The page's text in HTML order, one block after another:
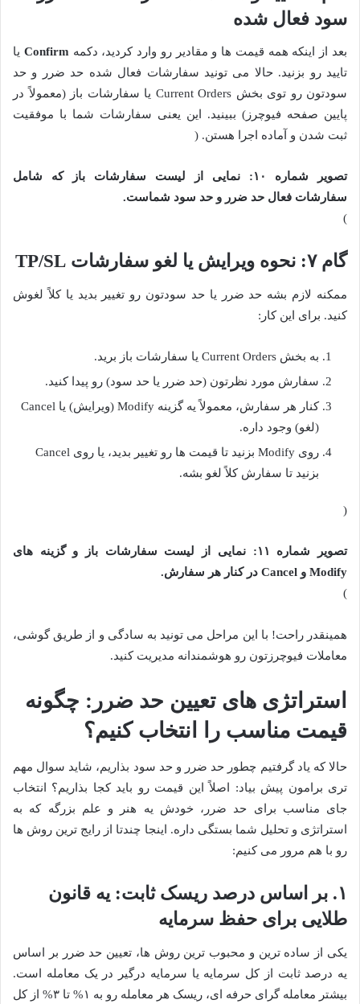
سود فعال شده
بعد از اینکه همه قیمت ها و مقادیر رو وارد کردید، دکمه Confirm یا
تایید رو بزنید. حالا می تونید سفارشات فعال شده حد ضرر و حد
سودتون رو توی بخش Current Orders یا سفارشات باز (معمولاً در
پایین صفحه فیوچرز) ببینید. این یعنی سفارشات شما با موفقیت
ثبت شدن و آماده اجرا هستن. (
تصویر شماره ۱۰: نمایی از لیست سفارشات باز که شامل
سفارشات فعال حد ضرر و حد سود شماست.
)
گام ۷: نحوه ویرایش یا لغو سفارشات TP/SL
ممکنه لازم بشه حد ضرر یا حد سودتون رو تغییر بدید یا کلاً لغوش
کنید. برای این کار:
به بخش Current Orders یا سفارشات باز برید.
سفارش مورد نظرتون (حد ضرر یا حد سود) رو پیدا کنید.
کنار هر سفارش، معمولاً یه گزینه Modify (ویرایش) یا Cancel
(لغو) وجود داره.
روی Modify بزنید تا قیمت ها رو تغییر بدید، یا روی Cancel
بزنید تا سفارش کلاً لغو بشه.
(
تصویر شماره ۱۱: نمایی از لیست سفارشات باز و گزینه های
Modify و Cancel در کنار هر سفارش.
)
همینقدر راحت! با این مراحل می تونید به سادگی و از طریق گوشی،
معاملات فیوچرزتون رو هوشمندانه مدیریت کنید.
استراتژی های تعیین حد ضرر: چگونه
قیمت مناسب را انتخاب کنیم؟
حالا که یاد گرفتیم چطور حد ضرر و حد سود بذاریم، شاید سوال مهم
تری برامون پیش بیاد: اصلاً این قیمت رو باید کجا بذاریم؟ انتخاب
جای مناسب برای حد ضرر، خودش یه هنر و علم بزرگه که به
استراتژی و تحلیل شما بستگی داره. اینجا چندتا از رایج ترین روش ها
رو با هم مرور می کنیم:
۱. بر اساس درصد ریسک ثابت: یه قانون
طلایی برای حفظ سرمایه
یکی از ساده ترین و محبوب ترین روش ها، تعیین حد ضرر بر اساس
یه درصد ثابت از کل سرمایه یا سرمایه درگیر در یک معامله است.
بیشتر معامله گرای حرفه ای، ریسک هر معامله رو به ۱% تا ۳% از کل